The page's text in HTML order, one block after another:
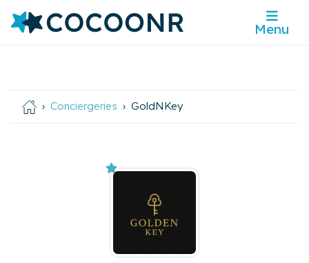
Menu
Conciergeries GoldNKey